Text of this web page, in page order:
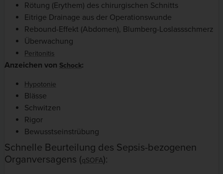
Rötung (Erythem) des chirurgischen Schnitts
Eitrige Drainage aus der Operationswunde
Rebound-Effekt (Abdomen), Blumberg-Loslassschmerz
Überwachung
Peritonitis
Anzeichen von Schock:
Hypotonie
Blässe
Schwitzen
Rigor
Bewusstseinstrübung
Schnelle Beurteilung des Sepsis-bezogenen
Organversagens (qSOFA):